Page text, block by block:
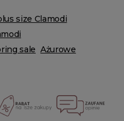
size Clamodi
sale Ażurowe